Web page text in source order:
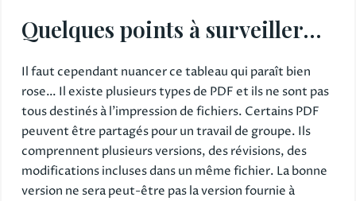
Quelques points à surveiller…
Il faut cependant nuancer ce tableau qui paraît bien
rose… Il existe plusieurs types de PDF et ils ne sont pas
tous destinés à l’impression de fichiers. Certains PDF
peuvent être partagés pour un travail de groupe. Ils
comprennent plusieurs versions, des révisions, des
modifications incluses dans un même fichier. La bonne
version ne sera peut-être pas la version fournie à